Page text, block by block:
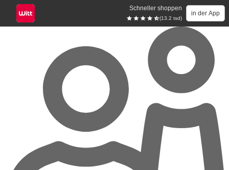
Schneller shoppen
(13.2 tsd)
in der App